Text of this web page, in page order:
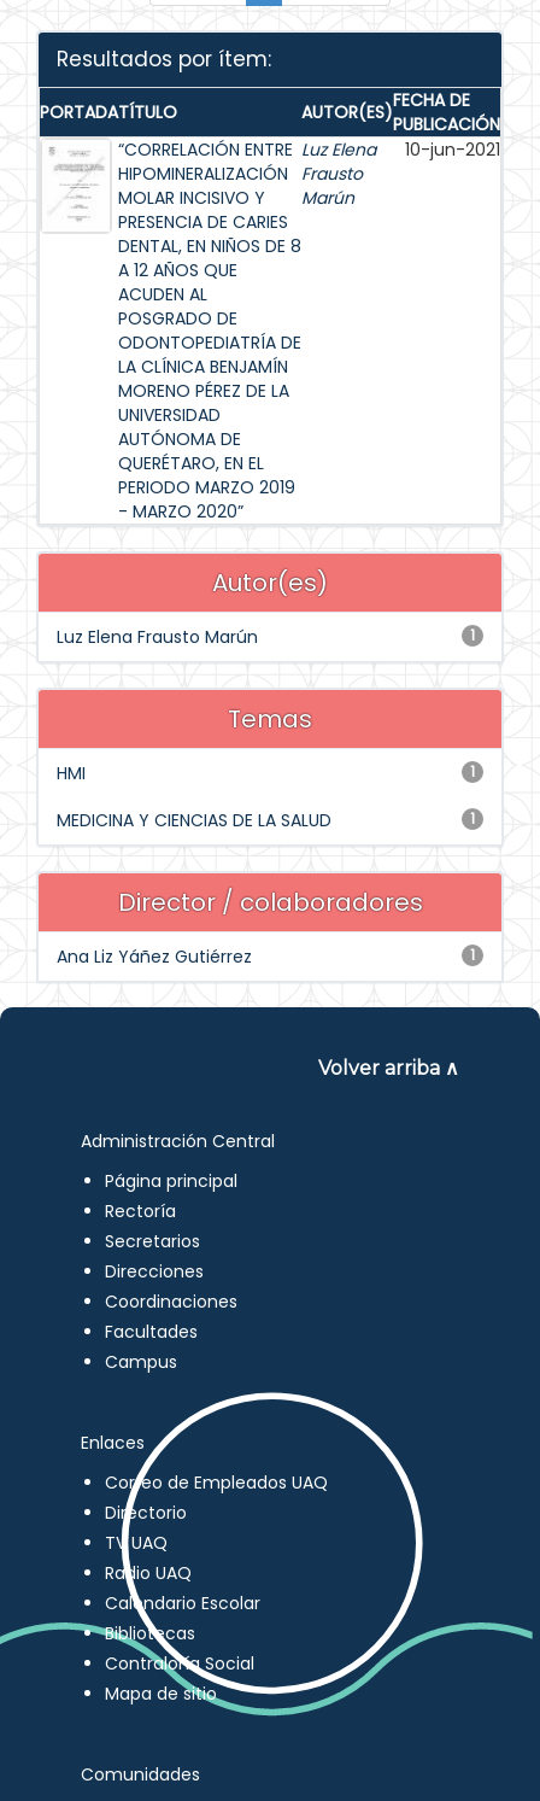
Resultados por ítem:
PORTADATÍTULO AUTOR(ES)FECHA DE
PUBLICACIÓN
“CORRELACIÓN ENTRE
HIPOMINERALIZACIÓN
MOLAR INCISIVO Y
PRESENCIA DE CARIES
DENTAL, EN NIÑOS DE 8
A 12 AÑOS QUE
ACUDEN AL
POSGRADO DE
ODONTOPEDIATRÍA DE
LA CLÍNICA BENJAMÍN
MORENO PÉREZ DE LA
UNIVERSIDAD
AUTÓNOMA DE
QUERÉTARO, EN EL
PERIODO MARZO 2019
- MARZO 2020”
Luz Elena
Frausto
Marún
10-jun-2021
Autor(es)
1
Luz Elena Frausto Marún
Temas
1
HMI
1
MEDICINA Y CIENCIAS DE LA SALUD
Director / colaboradores
1
Ana Liz Yáñez Gutiérrez
Volver arriba ∧
Administración Central
Página principal
Rectoría
Secretarios
Direcciones
Coordinaciones
Facultades
Campus
Enlaces
Correo de Empleados UAQ
Directorio
TV UAQ
Radio UAQ
Calendario Escolar
Bibliotecas
Contraloría Social
Mapa de sitio
Comunidades